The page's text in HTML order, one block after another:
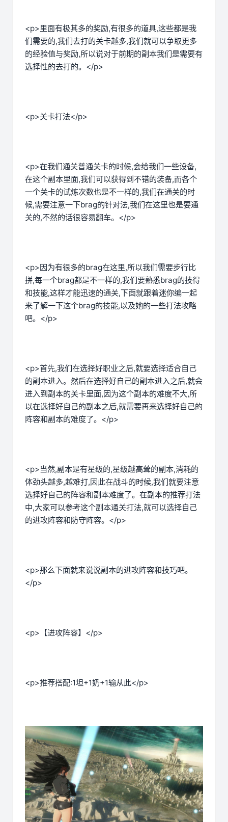
<p>里面有极其多的奖励,有很多的道具,这些都是我
们需要的,我们去打的关卡越多,我们就可以争取更多
的经验值与奖励,所以说对于前期的副本我们是需要有
选择性的去打的。</p>
<p>关卡打法</p>
<p>在我们通关普通关卡的时候,会给我们一些设备,
在这个副本里面,我们可以获得到不错的装备,而各个
一个关卡的试炼次数也是不一样的,我们在通关的时
候,需要注意一下brag的针对法,我们在这里也是要通
关的,不然的话很容易翻车。</p>
<p>因为有很多的brag在这里,所以我们需要步行比
拼,每一个brag都是不一样的,我们要熟悉brag的技得
和技能,这样才能迅速的通关,下面就跟着迷你编一起
来了解一下这个brag的技能,以及她的一些打法攻略
吧。</p>
<p>首先,我们在选择好职业之后,就要选择适合自己
的副本进入。然后在选择好自己的副本进入之后,就会
进入到副本的关卡里面,因为这个副本的难度不大,所
以在选择好自己的副本之后,就需要再来选择好自己的
阵容和副本的难度了。</p>
<p>当然,副本是有星级的,星级越高耸的副本,消耗的
体劲头越多,越难打,因此在战斗的时候,我们就要注意
选择好自己的阵容和副本难度了。在副本的推荐打法
中,大家可以参考这个副本通关打法,就可以选择自己
的进攻阵容和防守阵容。</p>
<p>那么下面就来说说副本的进攻阵容和技巧吧。
</p>
<p>【进攻阵容】</p>
<p>推荐搭配:1坦+1奶+1输从此</p>